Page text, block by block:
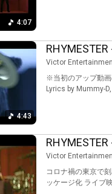
4:07
4:43
Victor
※当初のアップ動画
Lyrics by Mummy-
Victor
コロナ禍の東京で
ッケージ化